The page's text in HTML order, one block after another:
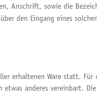
Anschrift, sowie die
den Eingang eines
erhaltenen Ware statt. Für
anderes vereinbart.